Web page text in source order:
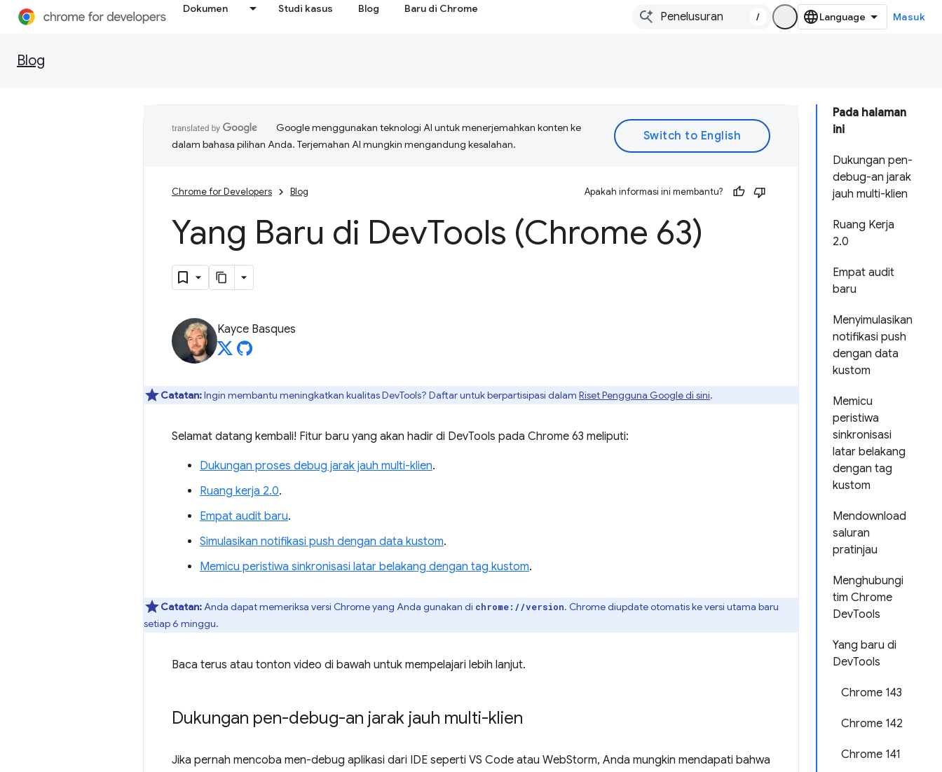
Dokumen Studi kasus Blog Baru di Chrome
/ Masuk
Blog
Pada halaman
ini
Dukungan pen-
debug-an jarak
jauh multi-klien
Ruang Kerja
2.0
Empat audit
baru
Menyimulasikan
notifikasi push
dengan data
kustom
Memicu
peristiwa
sinkronisasi
latar belakang
dengan tag
kustom
Mendownload
saluran
pratinjau
Menghubungi
tim Chrome
DevTools
Yang baru di
DevTools
Chrome 143
Chrome 142
Chrome 141
Google menggunakan teknologi AI untuk menerjemahkan konten ke
dalam bahasa pilihan Anda. Terjemahan AI mungkin mengandung kesalahan.
Chrome for Developers Blog Apakah informasi ini membantu?
Yang Baru di DevTools (Chrome 63)
Kayce Basques
Catatan:Ingin membantu meningkatkan kualitas DevTools? Daftar untuk berpartisipasi dalam Riset Pengguna Google di sini.
Selamat datang kembali! Fitur baru yang akan hadir di DevTools pada Chrome 63 meliputi:
Dukungan proses debug jarak jauh multi-klien.
Ruang kerja 2.0.
Empat audit baru.
Simulasikan notifikasi push dengan data kustom.
Memicu peristiwa sinkronisasi latar belakang dengan tag kustom.
Catatan:Anda dapat memeriksa versi Chrome yang Anda gunakan di chrome://version. Chrome diupdate otomatis ke versi utama baru
setiap 6 minggu.
Baca terus atau tonton video di bawah untuk mempelajari lebih lanjut.
Dukungan pen-debug-an jarak jauh multi-klien
Jika pernah mencoba men-debug aplikasi dari IDE seperti VS Code atau WebStorm, Anda mungkin mendapati bahwa